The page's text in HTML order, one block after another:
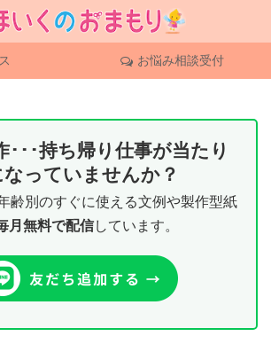
お悩み相談受付
･･･持ち帰り仕事が当たり
っていませんか？
齢別のすぐに使える文例や製作型紙
月無料で配信しています。